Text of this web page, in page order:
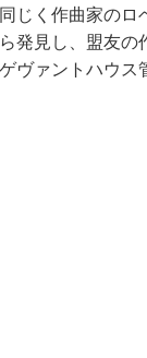
じく作曲家の
発見し、盟友
ヴァントハウ